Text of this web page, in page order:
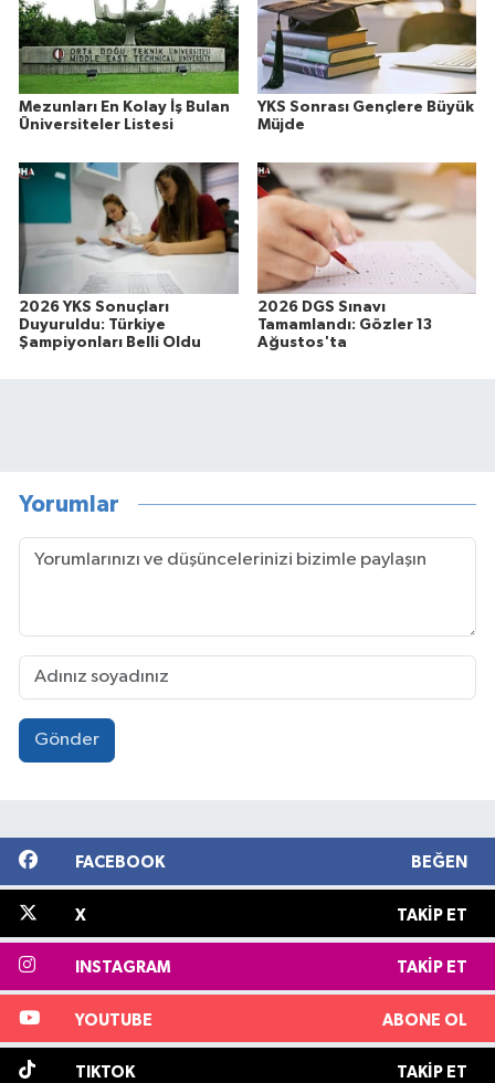
Mezunları En Kolay İş Bulan
Üniversiteler Listesi
YKS Sonrası Gençlere Büyük
Müjde
2026 YKS Sonuçları
Duyuruldu: Türkiye
Şampiyonları Belli Oldu
2026 DGS Sınavı
Tamamlandı: Gözler 13
Ağustos'ta
Yorumlar
Gönder
FACEBOOK BEĞEN
X TAKIP ET
INSTAGRAM TAKIP ET
YOUTUBE ABONE OL
TIKTOK TAKIP ET